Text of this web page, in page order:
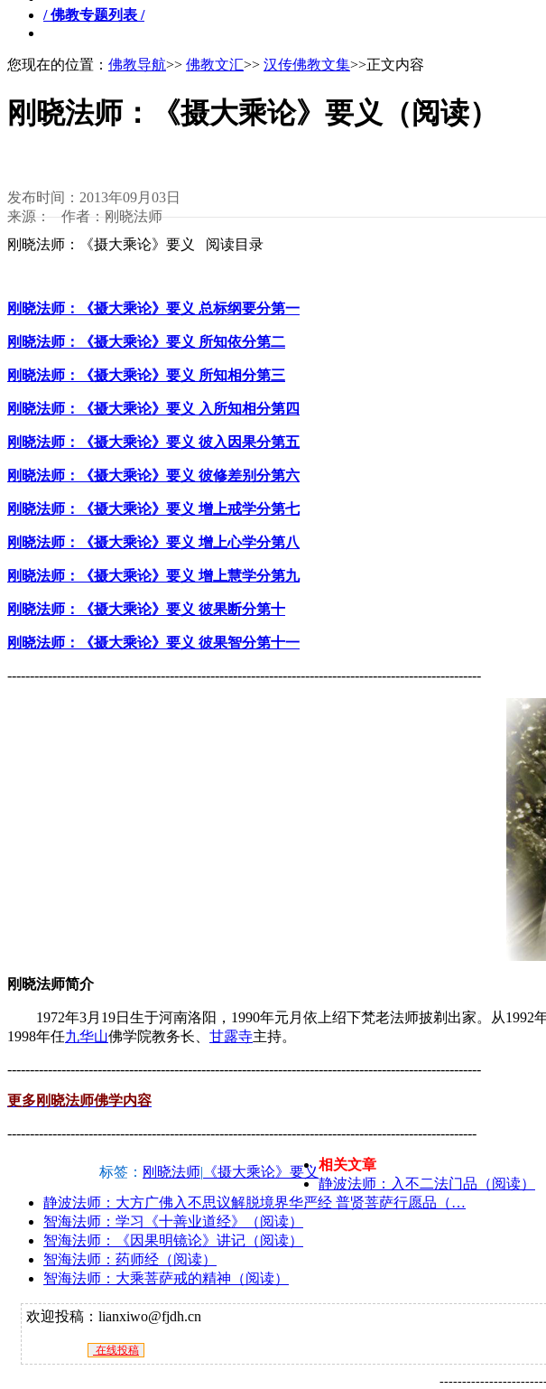
/ 佛教专题列表 /
您现在的位置： 佛教导航>> 佛教文汇>> 汉传佛教文集>>正文内容
刚晓法师：《摄大乘论》要义（阅读）
发布时间：2013年09月03日
来源： 作者：刚晓法师
刚晓法师：《摄大乘论》要义 阅读目录
刚晓法师：《摄大乘论》要义 总标纲要分第一
刚晓法师：《摄大乘论》要义 所知依分第二
刚晓法师：《摄大乘论》要义 所知相分第三
刚晓法师：《摄大乘论》要义 入所知相分第四
刚晓法师：《摄大乘论》要义 彼入因果分第五
刚晓法师：《摄大乘论》要义 彼修差别分第六
刚晓法师：《摄大乘论》要义 增上戒学分第七
刚晓法师：《摄大乘论》要义 增上心学分第八
刚晓法师：《摄大乘论》要义 增上慧学分第九
刚晓法师：《摄大乘论》要义 彼果断分第十
刚晓法师：《摄大乘论》要义 彼果智分第十一
---------------------------------------------------------------------------------------------------------
刚晓法师简介
1972年3月19日生于河南洛阳，1990年元月依上绍下梵老法师披剃出家。从1992
1998年任九华山佛学院教务长、 甘露寺主持。
---------------------------------------------------------------------------------------------------------
更多刚晓法师佛学内容
--------------------------------------------------------------------------------------------------------
标签： 刚晓法师| 《摄大乘论》要义相关文章
静波法师：入不二法门品（阅读）
静波法师：大方广佛入不思议解脱境界华严经 普贤菩萨行愿品（…
智海法师：学习《十善业道经》（阅读）
智海法师：《因果明镜论》讲记（阅读）
智海法师：药师经（阅读）
智海法师：大乘菩萨戒的精神（阅读）
欢迎投稿：lianxiwo@fjdh.cn
在线投稿